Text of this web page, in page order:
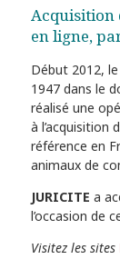
Acquisition
en ligne,
Début 2012,
1947 dans le
réalisé une
à l’acquisition
référence en
animaux de
JURICITE a
l’occasion de
Visitez les sites